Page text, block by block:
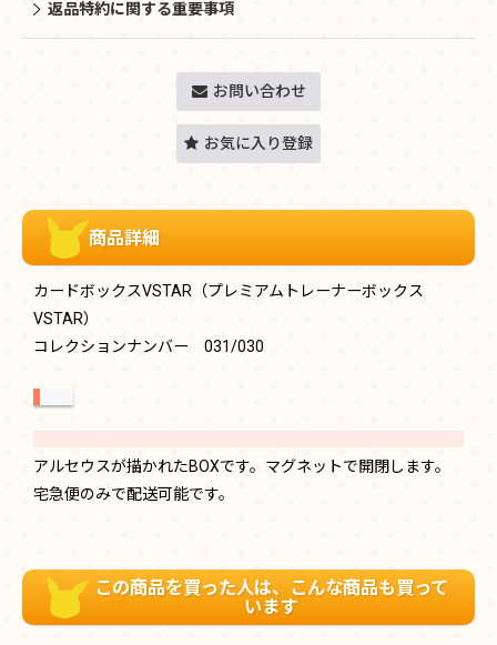
返品特約に関する重要事項
お問い合わせ
お気に入り登録
商品詳細
カードボックスVSTAR（プレミアムトレーナーボックス
VSTAR）
コレクションナンバー 031/030
アルセウスが描かれたBOXです。マグネットで開閉します。
宅急便のみで配送可能です。
この商品を買った人は、こんな商品も買って
います